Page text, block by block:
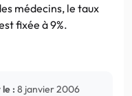
médecins, le taux
fixée à 9%.
le : 8 janvier 2006